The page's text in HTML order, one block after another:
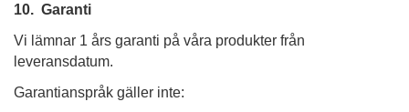
10. Garanti
Vi lämnar 1 års garanti på våra produkter från
leveransdatum.
Garantianspråk gäller inte: